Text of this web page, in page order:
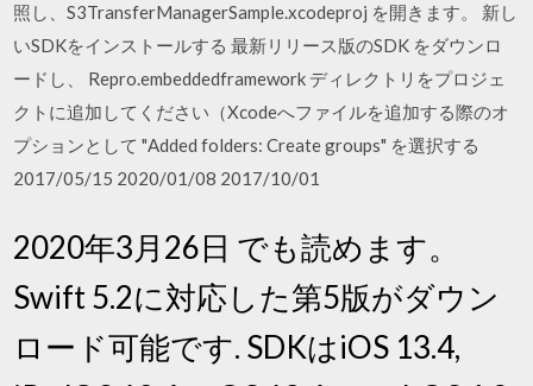
照し、S3TransferManagerSample.xcodeproj を開きます。 新し
いSDKをインストールする 最新リリース版のSDK をダウンロ
ードし、 Repro.embeddedframework ディレクトリをプロジェ
クトに追加してください（Xcodeへファイルを追加する際のオ
プションとして "Added folders: Create groups" を選択する
2017/05/15 2020/01/08 2017/10/01
2020年3月26日 でも読めます。
Swift 5.2に対応した第5版がダウン
ロード可能です. SDKはiOS 13.4,